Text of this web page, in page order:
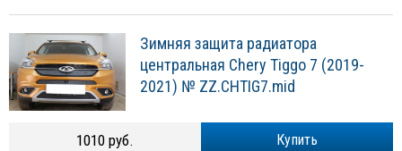
Зимняя защита радиатора
центральная Chery Tiggo 7 (2019-
2021) № ZZ.CHTIG7.mid
Купить
1010 руб.